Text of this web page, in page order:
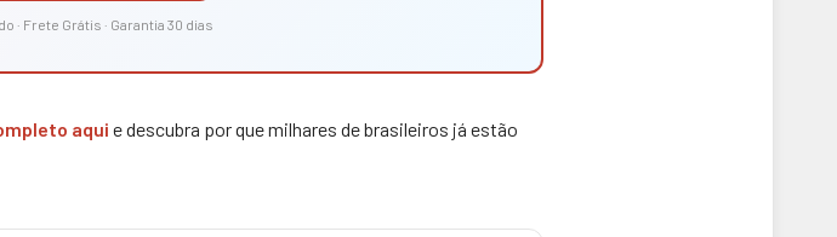
· Frete Grátis · Garantia 30 dias
aqui e descubra por que milhares de brasileiros já estão